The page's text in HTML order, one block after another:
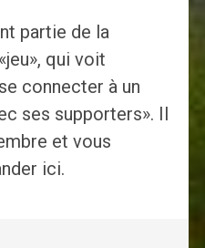
partie de la
qui voit
connecter à un
ses supporters». Il
et vous
ici.